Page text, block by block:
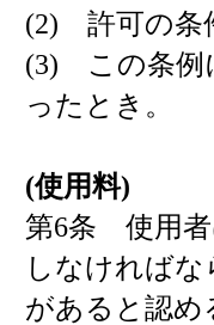
(2) 許可の条
(3) この条例
ったとき。
(使用料)
第6条 使用者
しなければ
があると認め